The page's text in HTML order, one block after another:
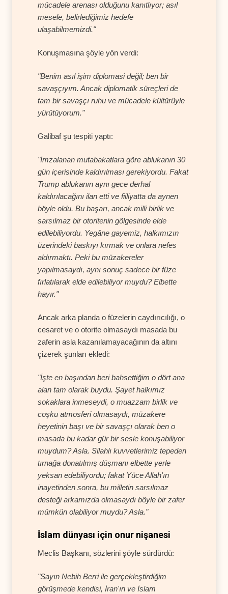
mücadele arenası olduğunu kanıtlıyor; asıl
mesele, belirlediğimiz hedefe
ulaşabilmemizdi."
Konuşmasına şöyle yön verdi:
"Benim asıl işim diplomasi değil; ben bir
savaşçıyım. Ancak diplomatik süreçleri de
tam bir savaşçı ruhu ve mücadele kültürüyle
yürütüyorum."
Galibaf şu tespiti yaptı:
"İmzalanan mutabakatlara göre ablukanın 30
gün içerisinde kaldırılması gerekiyordu. Fakat
Trump ablukanın aynı gece derhal
kaldırılacağını ilan etti ve fiiliyatta da aynen
böyle oldu. Bu başarı, ancak milli birlik ve
sarsılmaz bir otoritenin gölgesinde elde
edilebiliyordu. Yegâne gayemiz, halkımızın
üzerindeki baskıyı kırmak ve onlara nefes
aldırmaktı. Peki bu müzakereler
yapılmasaydı, aynı sonuç sadece bir füze
fırlatılarak elde edilebiliyor muydu? Elbette
hayır."
Ancak arka planda o füzelerin caydırıcılığı, o
cesaret ve o otorite olmasaydı masada bu
zaferin asla kazanılamayacağının da altını
çizerek şunları ekledi:
"İşte en başından beri bahsettiğim o dört ana
alan tam olarak buydu. Şayet halkımız
sokaklara inmeseydi, o muazzam birlik ve
coşku atmosferi olmasaydı, müzakere
heyetinin başı ve bir savaşçı olarak ben o
masada bu kadar gür bir sesle konuşabiliyor
muydum? Asla. Silahlı kuvvetlerimiz tepeden
tırnağa donatılmış düşmanı elbette yerle
yeksan edebiliyordu; fakat Yüce Allah'ın
inayetinden sonra, bu milletin sarsılmaz
desteği arkamızda olmasaydı böyle bir zafer
mümkün olabiliyor muydu? Asla."
İslam dünyası için onur nişanesi
Meclis Başkanı, sözlerini şöyle sürdürdü:
"Sayın Nebih Berri ile gerçekleştirdiğim
görüşmede kendisi, İran'ın ve İslam